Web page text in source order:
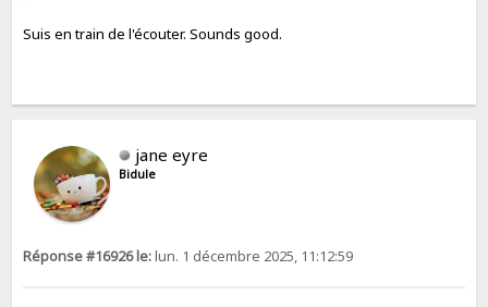
Suis en train de l'écouter. Sounds good.
jane eyre
Bidule
Réponse #16926 le:lun. 1 décembre 2025, 11:12:59